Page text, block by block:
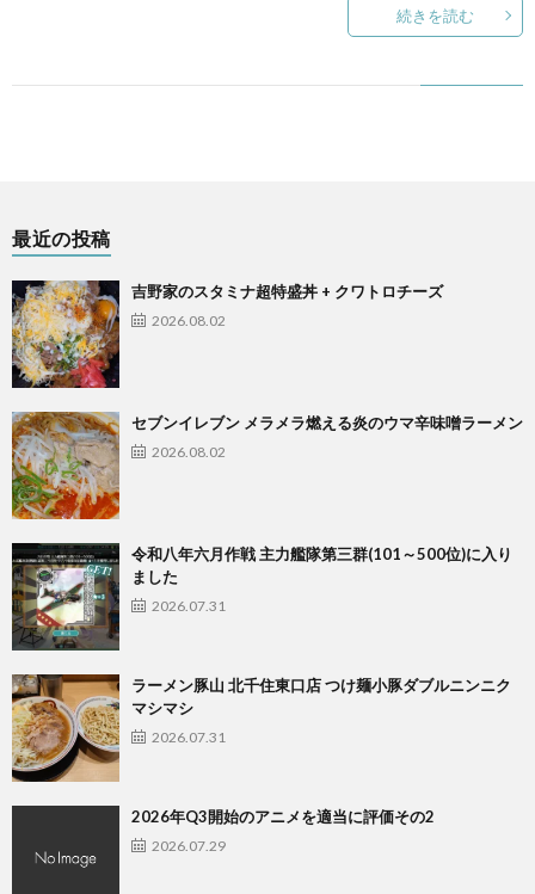
続きを読む
最近の投稿
吉野家のスタミナ超特盛丼 + クワトロチーズ
2026.08.02
セブンイレブン メラメラ燃える炎のウマ辛味噌ラーメン
2026.08.02
令和八年六月作戦 主力艦隊第三群(101～500位)に入り
ました
2026.07.31
ラーメン豚山 北千住東口店 つけ麺小豚ダブルニンニク
マシマシ
2026.07.31
2026年Q3開始のアニメを適当に評価その2
2026.07.29